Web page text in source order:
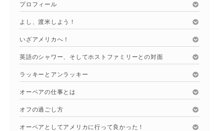
プロフィール
よし、渡米しよう！
いざアメリカへ！
英語のシャワー、そしてホストファミリーとの対面
ラッキーとアンラッキー
オーペアの仕事とは
オフの過ごし方
オーペアとしてアメリカに行って良かった！